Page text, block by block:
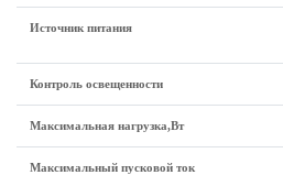
Источник питания
Контроль освещенности
Максимальная нагрузка,Вт
Максимальный пусковой ток